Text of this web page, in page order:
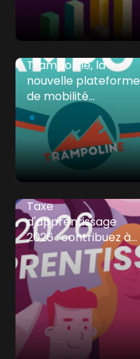
Trampoline, la
nouvelle plateforme
de mobilité
transfrontalière
entre l'Espagne,
l'Andorre et la
France
Taxe
d'apprentissage
2026 : contribuez à
l'information des
jeunes !